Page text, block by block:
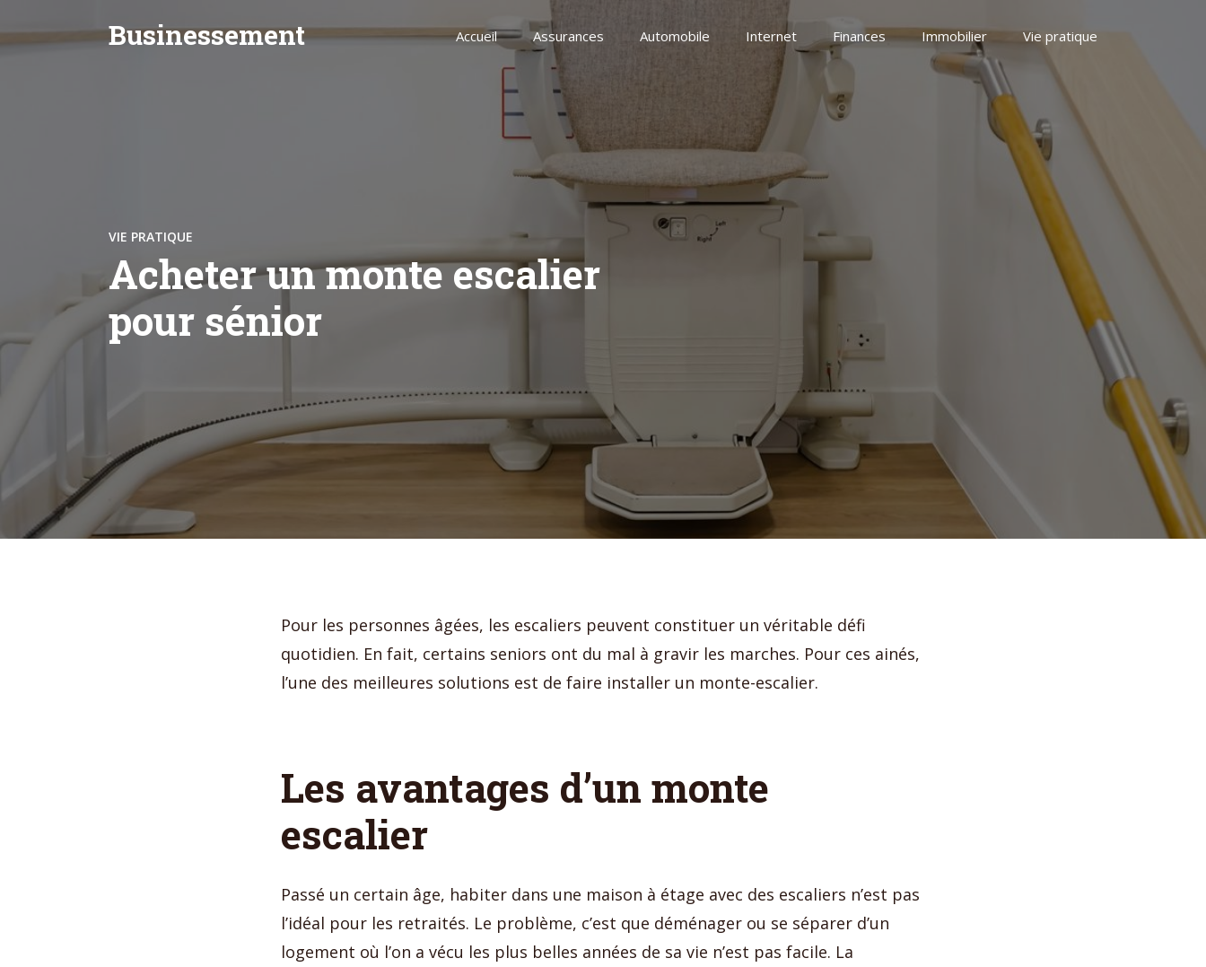
Businessement Accueil Assurances Automobile Internet Finances Immobilier Vie pratique
VIE PRATIQUE
Acheter un monte escalier
pour sénior
Pour les personnes âgées, les escaliers peuvent constituer un véritable défi
quotidien. En fait, certains seniors ont du mal à gravir les marches. Pour ces ainés,
l’une des meilleures solutions est de faire installer un monte-escalier.
Les avantages d’un monte
escalier
Passé un certain âge, habiter dans une maison à étage avec des escaliers n’est pas
l’idéal pour les retraités. Le problème, c’est que déménager ou se séparer d’un
logement où l’on a vécu les plus belles années de sa vie n’est pas facile. La